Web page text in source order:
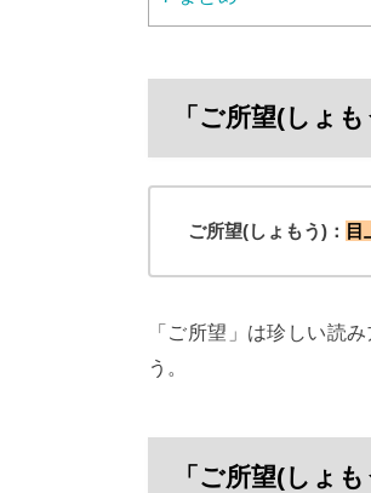
「ご所望(しょ
ご所望(しょもう)： 目
「ご所望」は珍しい読
う。
「ご所望(しょ